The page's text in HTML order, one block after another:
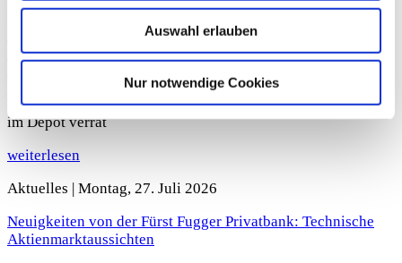
Auswahl erlauben
Nur notwendige Cookies
Kapitalmarkt im Fokus – Analysen und Einschätzungen der
Fürst Fugger Privatbank: Anleger verkaufen, Notenbanken
Was die Kluft am Goldmarkt über die Rolle des Edelmetalls
im Depot verrät
weiterlesen
Aktuelles | Montag, 27. Juli 2026
Neuigkeiten von der Fürst Fugger Privatbank: Technische
Aktienmarktaussichten